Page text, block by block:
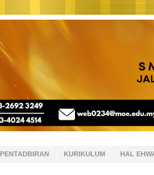
PENTADBIRAN KURIKULUM HAL